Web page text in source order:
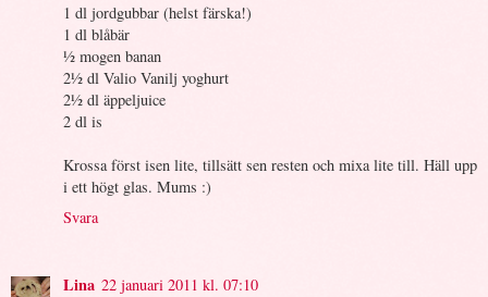
1 dl jordgubbar (helst färska!)
1 dl blåbär
½ mogen banan
2½ dl Valio Vanilj yoghurt
2½ dl äppeljuice
2 dl is
Krossa först isen lite, tillsätt sen resten och mixa lite till. Häll upp
i ett högt glas. Mums :)
Svara
Lina 22 januari 2011 kl. 07:10